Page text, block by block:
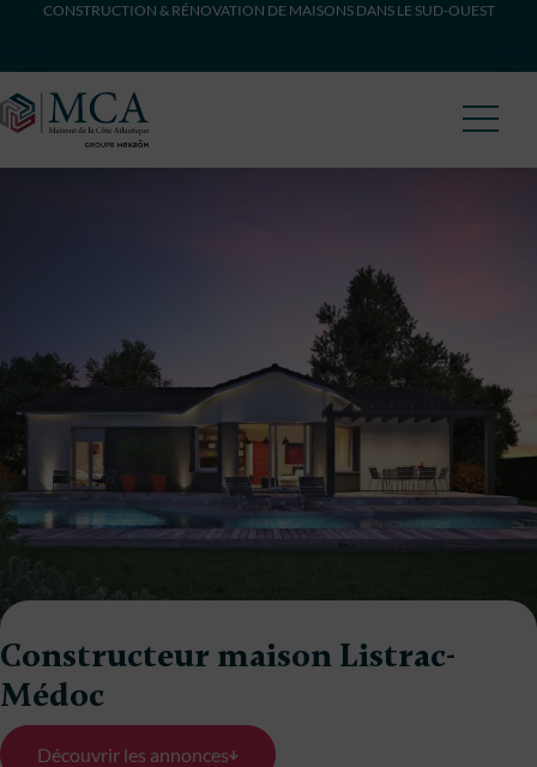
CONSTRUCTION & RÉNOVATION DE MAISONS DANS LE SUD-OUEST
Constructeur maison Listrac-
Médoc
Découvrir les annonces